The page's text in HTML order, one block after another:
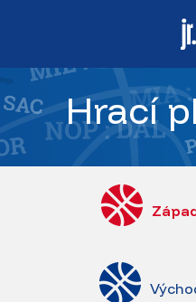
main
content
Hrací